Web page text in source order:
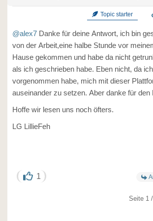
Topic starter
@alex7 Danke für deine Antwort, ich bin
von der Arbeit,eine halbe Stunde vor
Hause gekommen und habe da nicht
als ich geschrieben habe. Eben nicht, da
vorgenommen habe, mich mit dieser
auseinander zu setzen. Aber danke für den
Hoffe wir lesen uns noch öfters.
LG LillieFeh
1
Seite 1